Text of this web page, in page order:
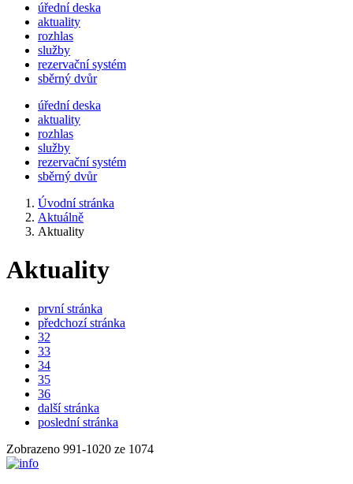
úřední deska
aktuality
rozhlas
služby
rezervační systém
sběrný dvůr
úřední deska
aktuality
rozhlas
služby
rezervační systém
sběrný dvůr
Úvodní stránka
Aktuálně
Aktuality
Aktuality
první stránka
předchozí stránka
32
33
34
35
36
další stránka
poslední stránka
Zobrazeno 991-1020 ze 1074